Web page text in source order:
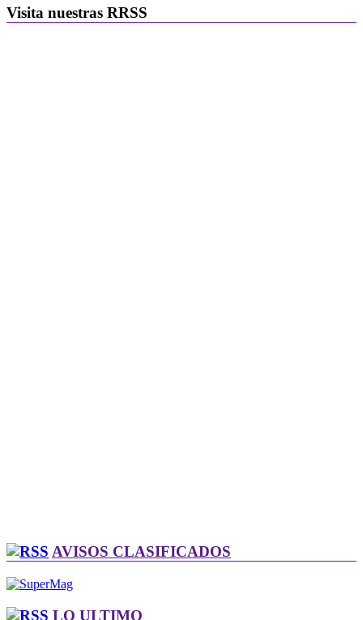
Visita nuestras RRSS
AVISOS CLASIFICADOS
LO ULTIMO